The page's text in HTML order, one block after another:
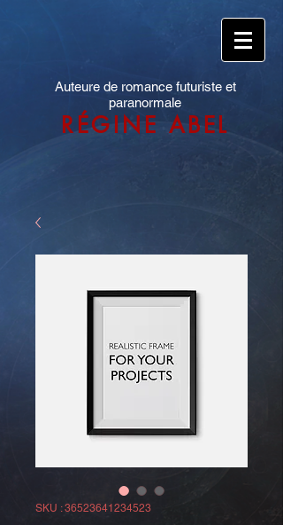
Auteure de romance futuriste et
paranormale
RÉGINE ABEL
SKU : 36523641234523